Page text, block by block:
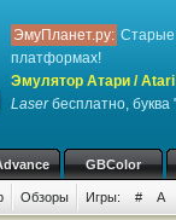
ЭмуПланет.ру: Старые
платформах!
Эмулятор Атари /
Laserбесплатно, буква
GBColor
Обзоры Игры: # A